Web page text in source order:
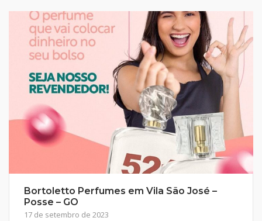
Bortoletto Perfumes em Vila São José –
Posse – GO
17 de setembro de 2023